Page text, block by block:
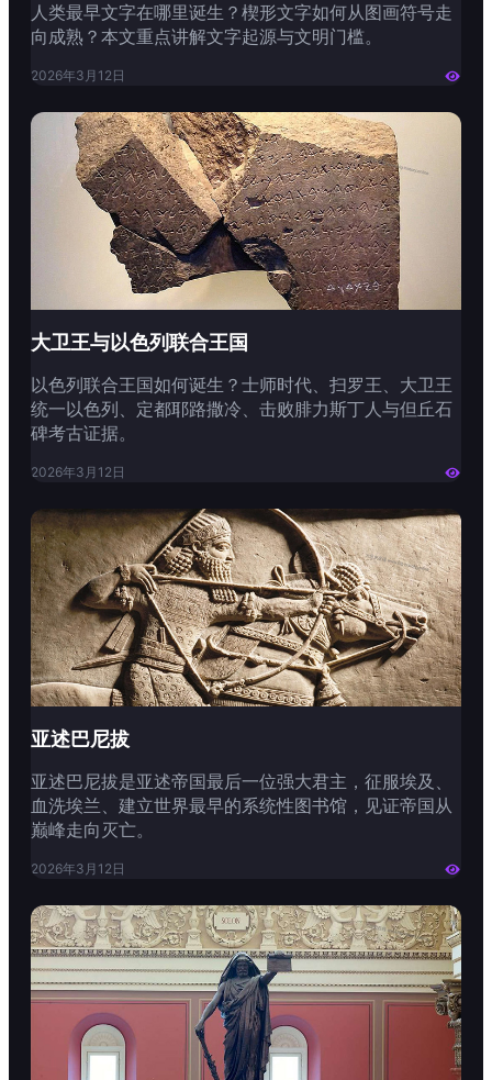
人类最早文字在哪里诞生？楔形文字如何从图画符号走
向成熟？本文重点讲解文字起源与文明门槛。
2026年3月12日 
大卫王与以色列联合王国
以色列联合王国如何诞生？士师时代、扫罗王、大卫王
统一以色列、定都耶路撒冷、击败腓力斯丁人与但丘石
碑考古证据。
2026年3月12日 
亚述巴尼拔
亚述巴尼拔是亚述帝国最后一位强大君主，征服埃及、
血洗埃兰、建立世界最早的系统性图书馆，见证帝国从
巅峰走向灭亡。
2026年3月12日 